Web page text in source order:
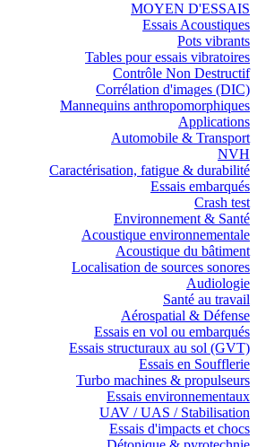
MOYEN D'ESSAIS
Essais Acoustiques
Pots vibrants
Tables pour essais vibratoires
Contrôle Non Destructif
Corrélation d'images (DIC)
Mannequins anthropomorphiques
Applications
Automobile & Transport
NVH
Caractérisation, fatigue & durabilité
Essais embarqués
Crash test
Environnement & Santé
Acoustique environnementale
Acoustique du bâtiment
Localisation de sources sonores
Audiologie
Santé au travail
Aérospatial & Défense
Essais en vol ou embarqués
Essais structuraux au sol (GVT)
Essais en Soufflerie
Turbo machines & propulseurs
Essais environnementaux
UAV / UAS / Stabilisation
Essais d'impacts et chocs